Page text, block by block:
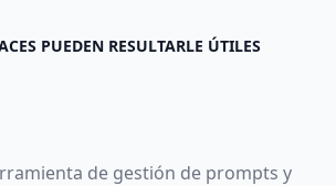
PUEDEN RESULTARLE ÚTILES
de gestión de prompts y